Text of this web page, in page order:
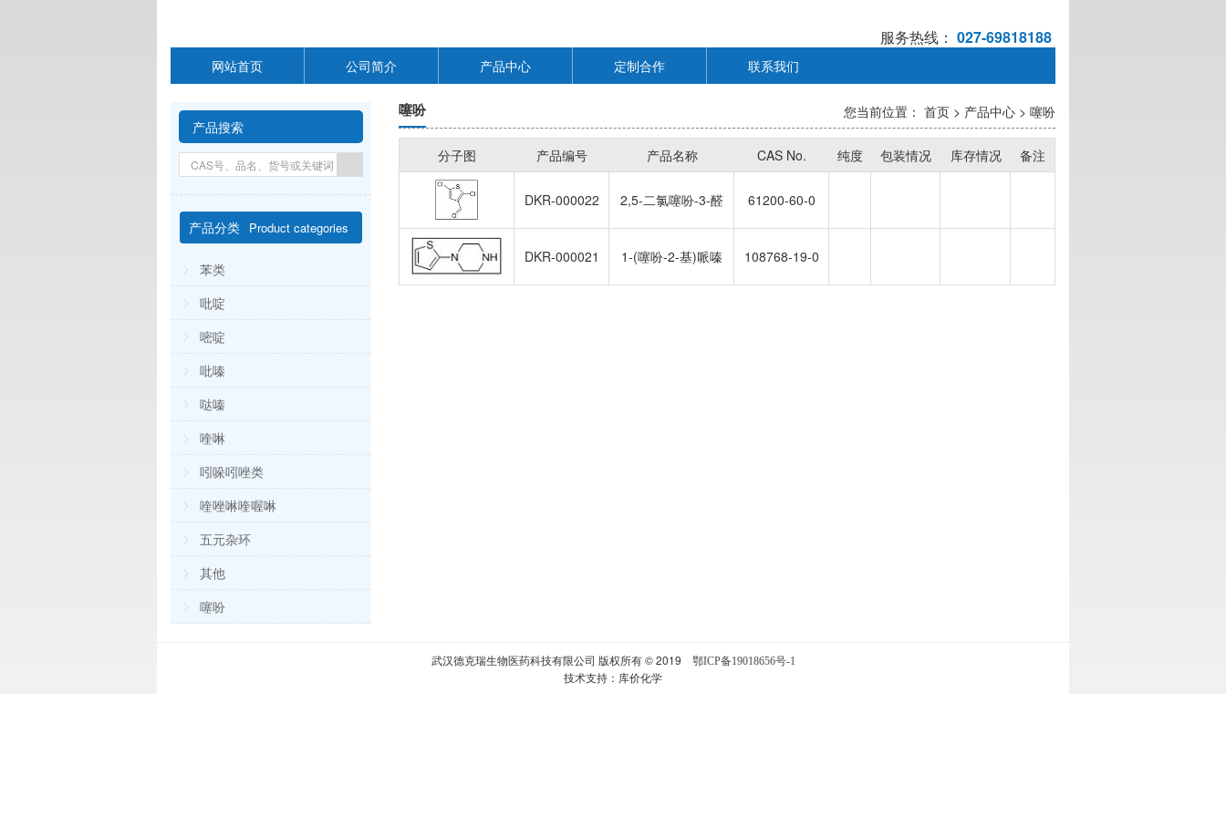
服务热线： 027-69818188
网站首页 公司简介 产品中心 定制合作 联系我们
产品搜索
产品分类 Product categories
苯类
吡啶
嘧啶
吡嗪
哒嗪
喹啉
吲哚吲唑类
喹唑啉喹喔啉
五元杂环
其他
噻吩
噻吩 您当前位置： 首页 > 产品中心 > 噻吩
分子图 产品编号 产品名称 CAS No. 纯度 包装情况 库存情况 备注
DKR-000022 2,5-二氯噻吩-3-醛 61200-60-0
DKR-000021 1-(噻吩-2-基)哌嗪 108768-19-0
​武汉德克瑞生物医药科技有限公司 版权所有 © 2019 鄂ICP备19018656号-1
技术支持： 库价化学